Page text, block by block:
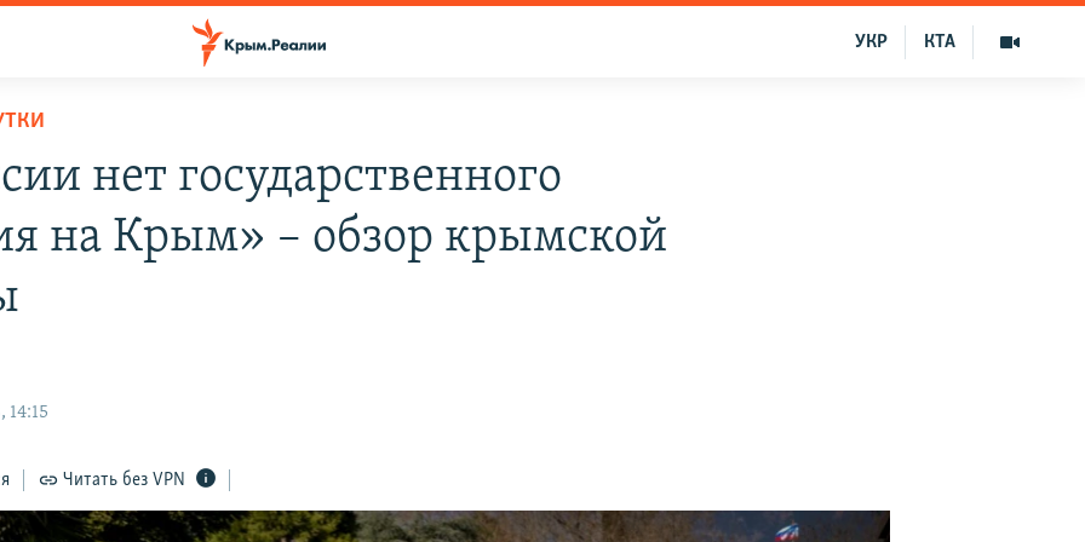
КТА
УКР
нет государственного
на Крым» – обзор крымской
14:15
Читать без VPN